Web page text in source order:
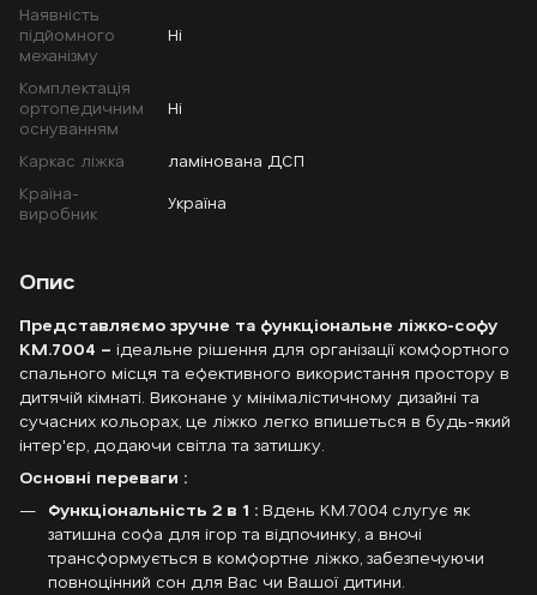
Наявність
підйомного
механізму
Ні
Комплектація
ортопедичним
оснуванням
Ні
Каркас ліжка
ламінована ДСП
Країна-
виробник
Україна
Опис
Представляємо зручне та функціональне ліжко-софу
KM.7004 – ідеальне рішення для організації комфортного
спального місця та ефективного використання простору в
дитячій кімнаті. Виконане у мінімалістичному дизайні та
сучасних кольорах, це ліжко легко впишеться в будь-який
інтер'єр, додаючи світла та затишку.
Основні переваги :
Функціональність 2 в 1 : Вдень KM.7004 слугує як
затишна софа для ігор та відпочинку, а вночі
трансформується в комфортне ліжко, забезпечуючи
повноцінний сон для Вас чи Вашої дитини.